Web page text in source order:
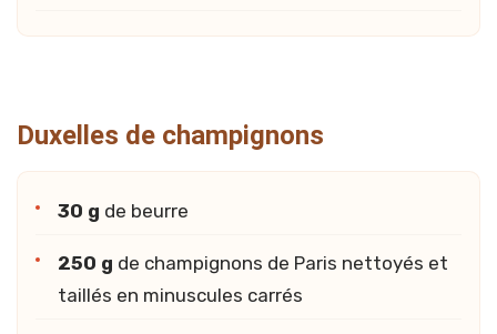
Duxelles de champignons
30 g de beurre
250 g de champignons de Paris nettoyés et
taillés en minuscules carrés